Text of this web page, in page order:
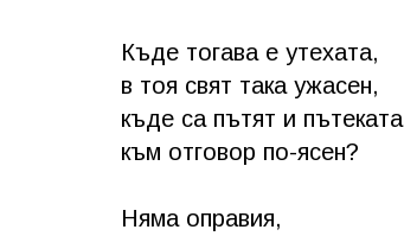
Къде тогава е утехата,
в тоя свят така ужасен,
къде са пътят и пътеката
към отговор по-ясен?
Няма оправия,